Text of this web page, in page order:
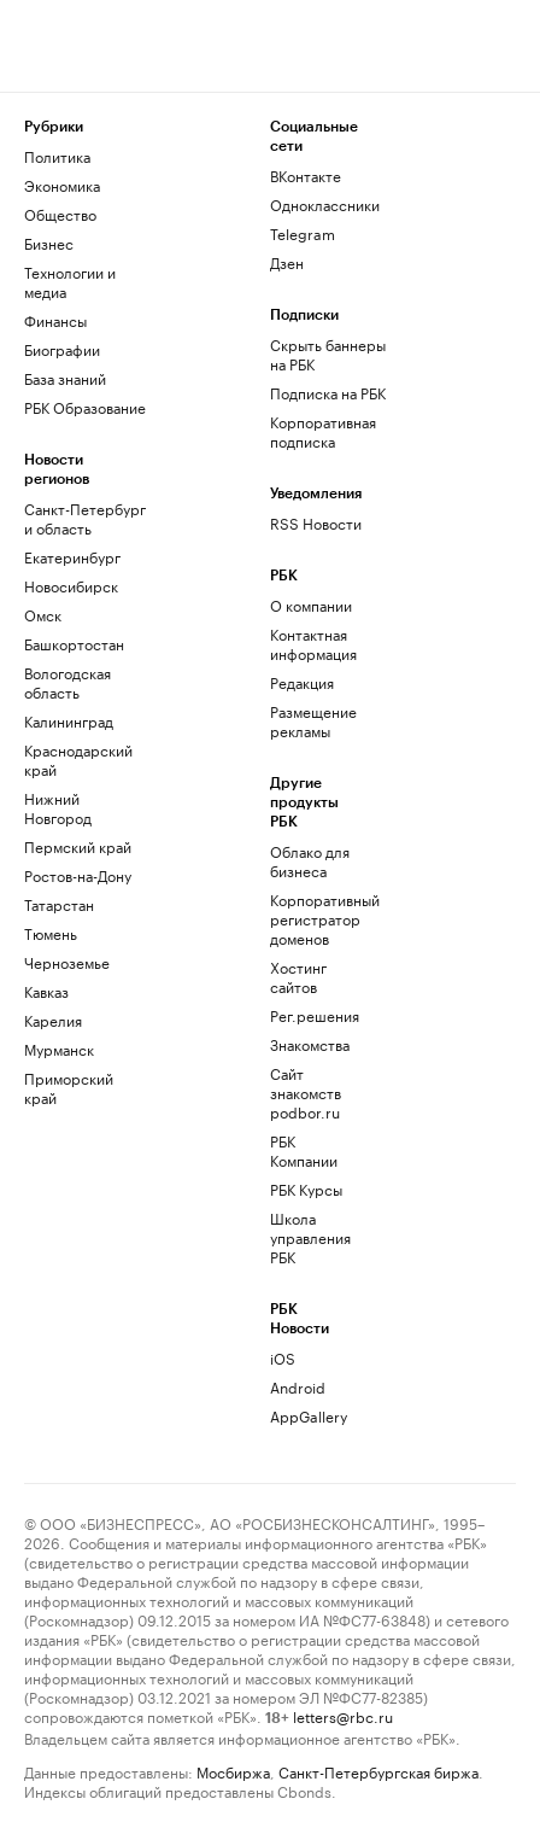
Рубрики
Политика
Экономика
Общество
Бизнес
Технологии и
медиа
Финансы
Биографии
База знаний
РБК Образование
Новости
регионов
Санкт-Петербург
и область
Екатеринбург
Новосибирск
Омск
Башкортостан
Вологодская
область
Калининград
Краснодарский
край
Нижний
Новгород
Пермский край
Ростов-на-Дону
Татарстан
Тюмень
Черноземье
Кавказ
Карелия
Мурманск
Приморский
край
Социальные
сети
ВКонтакте
Одноклассники
Telegram
Дзен
Подписки
Скрыть баннеры
на РБК
Подписка на РБК
Корпоративная
подписка
Уведомления
RSS Новости
РБК
О компании
Контактная
информация
Редакция
Размещение
рекламы
Другие
продукты
РБК
Облако для
бизнеса
Корпоративный
регистратор
доменов
Хостинг
сайтов
Рег.решения
Знакомства
Сайт
знакомств
podbor.ru
РБК
Компании
РБК Курсы
Школа
управления
РБК
РБК
Новости
iOS
Android
AppGallery
© ООО «БИЗНЕСПРЕСС», АО «РОСБИЗНЕСКОНСАЛТИНГ», 1995–
2026. Сообщения и материалы информационного агентства «РБК»
(свидетельство о регистрации средства массовой информации
выдано Федеральной службой по надзору в сфере связи,
информационных технологий и массовых коммуникаций
(Роскомнадзор) 09.12.2015 за номером ИА №ФС77-63848) и сетевого
издания «РБК» (свидетельство о регистрации средства массовой
информации выдано Федеральной службой по надзору в сфере связи,
информационных технологий и массовых коммуникаций
(Роскомнадзор) 03.12.2021 за номером ЭЛ №ФС77-82385)
сопровождаются пометкой «РБК».
18+ letters@rbc.ru
Владельцем сайта является информационное агентство «РБК».
Данные предоставлены: Мосбиржа Санкт-Петербургская биржа
Индексы облигаций предоставлены Cbonds.